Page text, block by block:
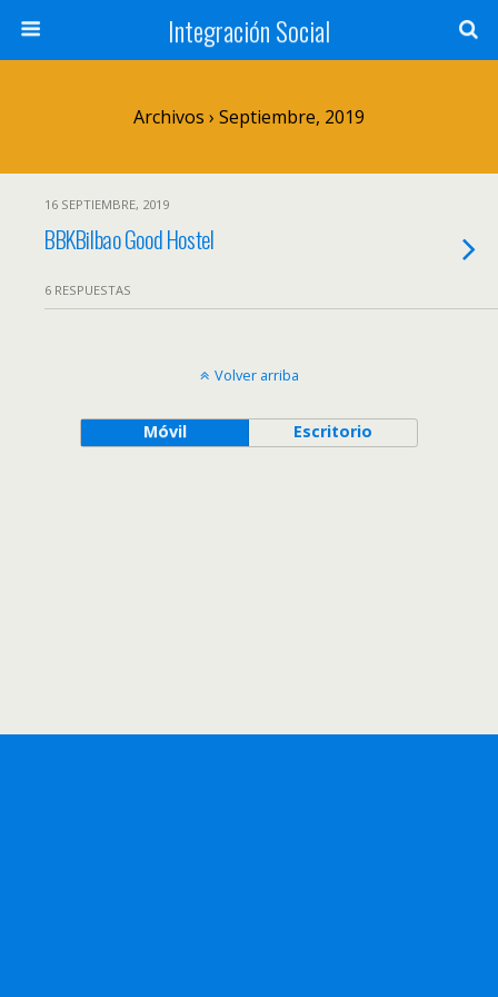
Integración Social
Archivos › Septiembre, 2019
16 SEPTIEMBRE, 2019
BBKBilbao Good Hostel
6 RESPUESTAS
Volver arriba
Móvil Escritorio